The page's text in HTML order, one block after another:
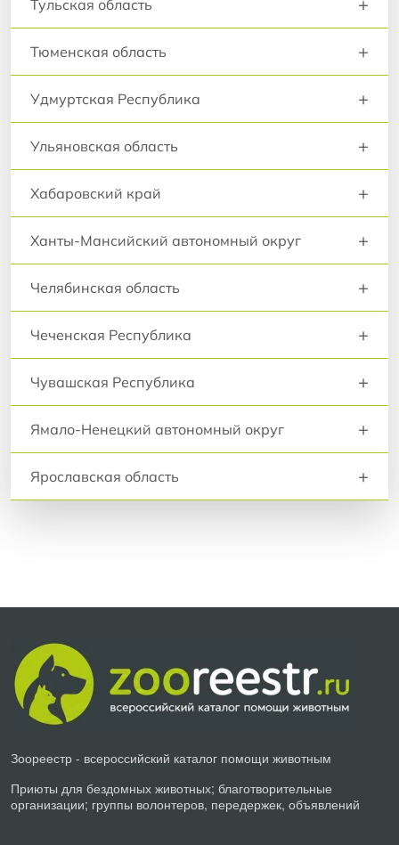
Тульская область
Тюменская область +
Удмуртская Республика +
Ульяновская область +
Хабаровский край +
Ханты-Мансийский автономный округ +
Челябинская область +
Чеченская Республика +
Чувашская Республика +
Ямало-Ненецкий автономный округ +
Ярославская область +
Зоореестр - всероссийский каталог помощи животным
Приюты для бездомных животных; благотворительные
организации; группы волонтеров, передержек, объявлений